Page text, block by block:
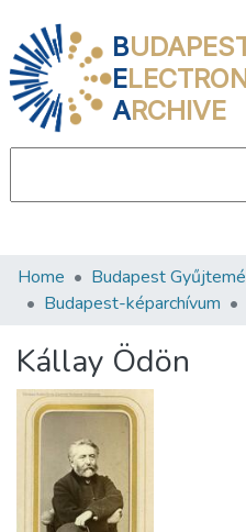
B
E
ARCHIVE
Communities & Collections
Statistics
About us
Home Budapest
Budapest-képarchívum
Kállay Ödön